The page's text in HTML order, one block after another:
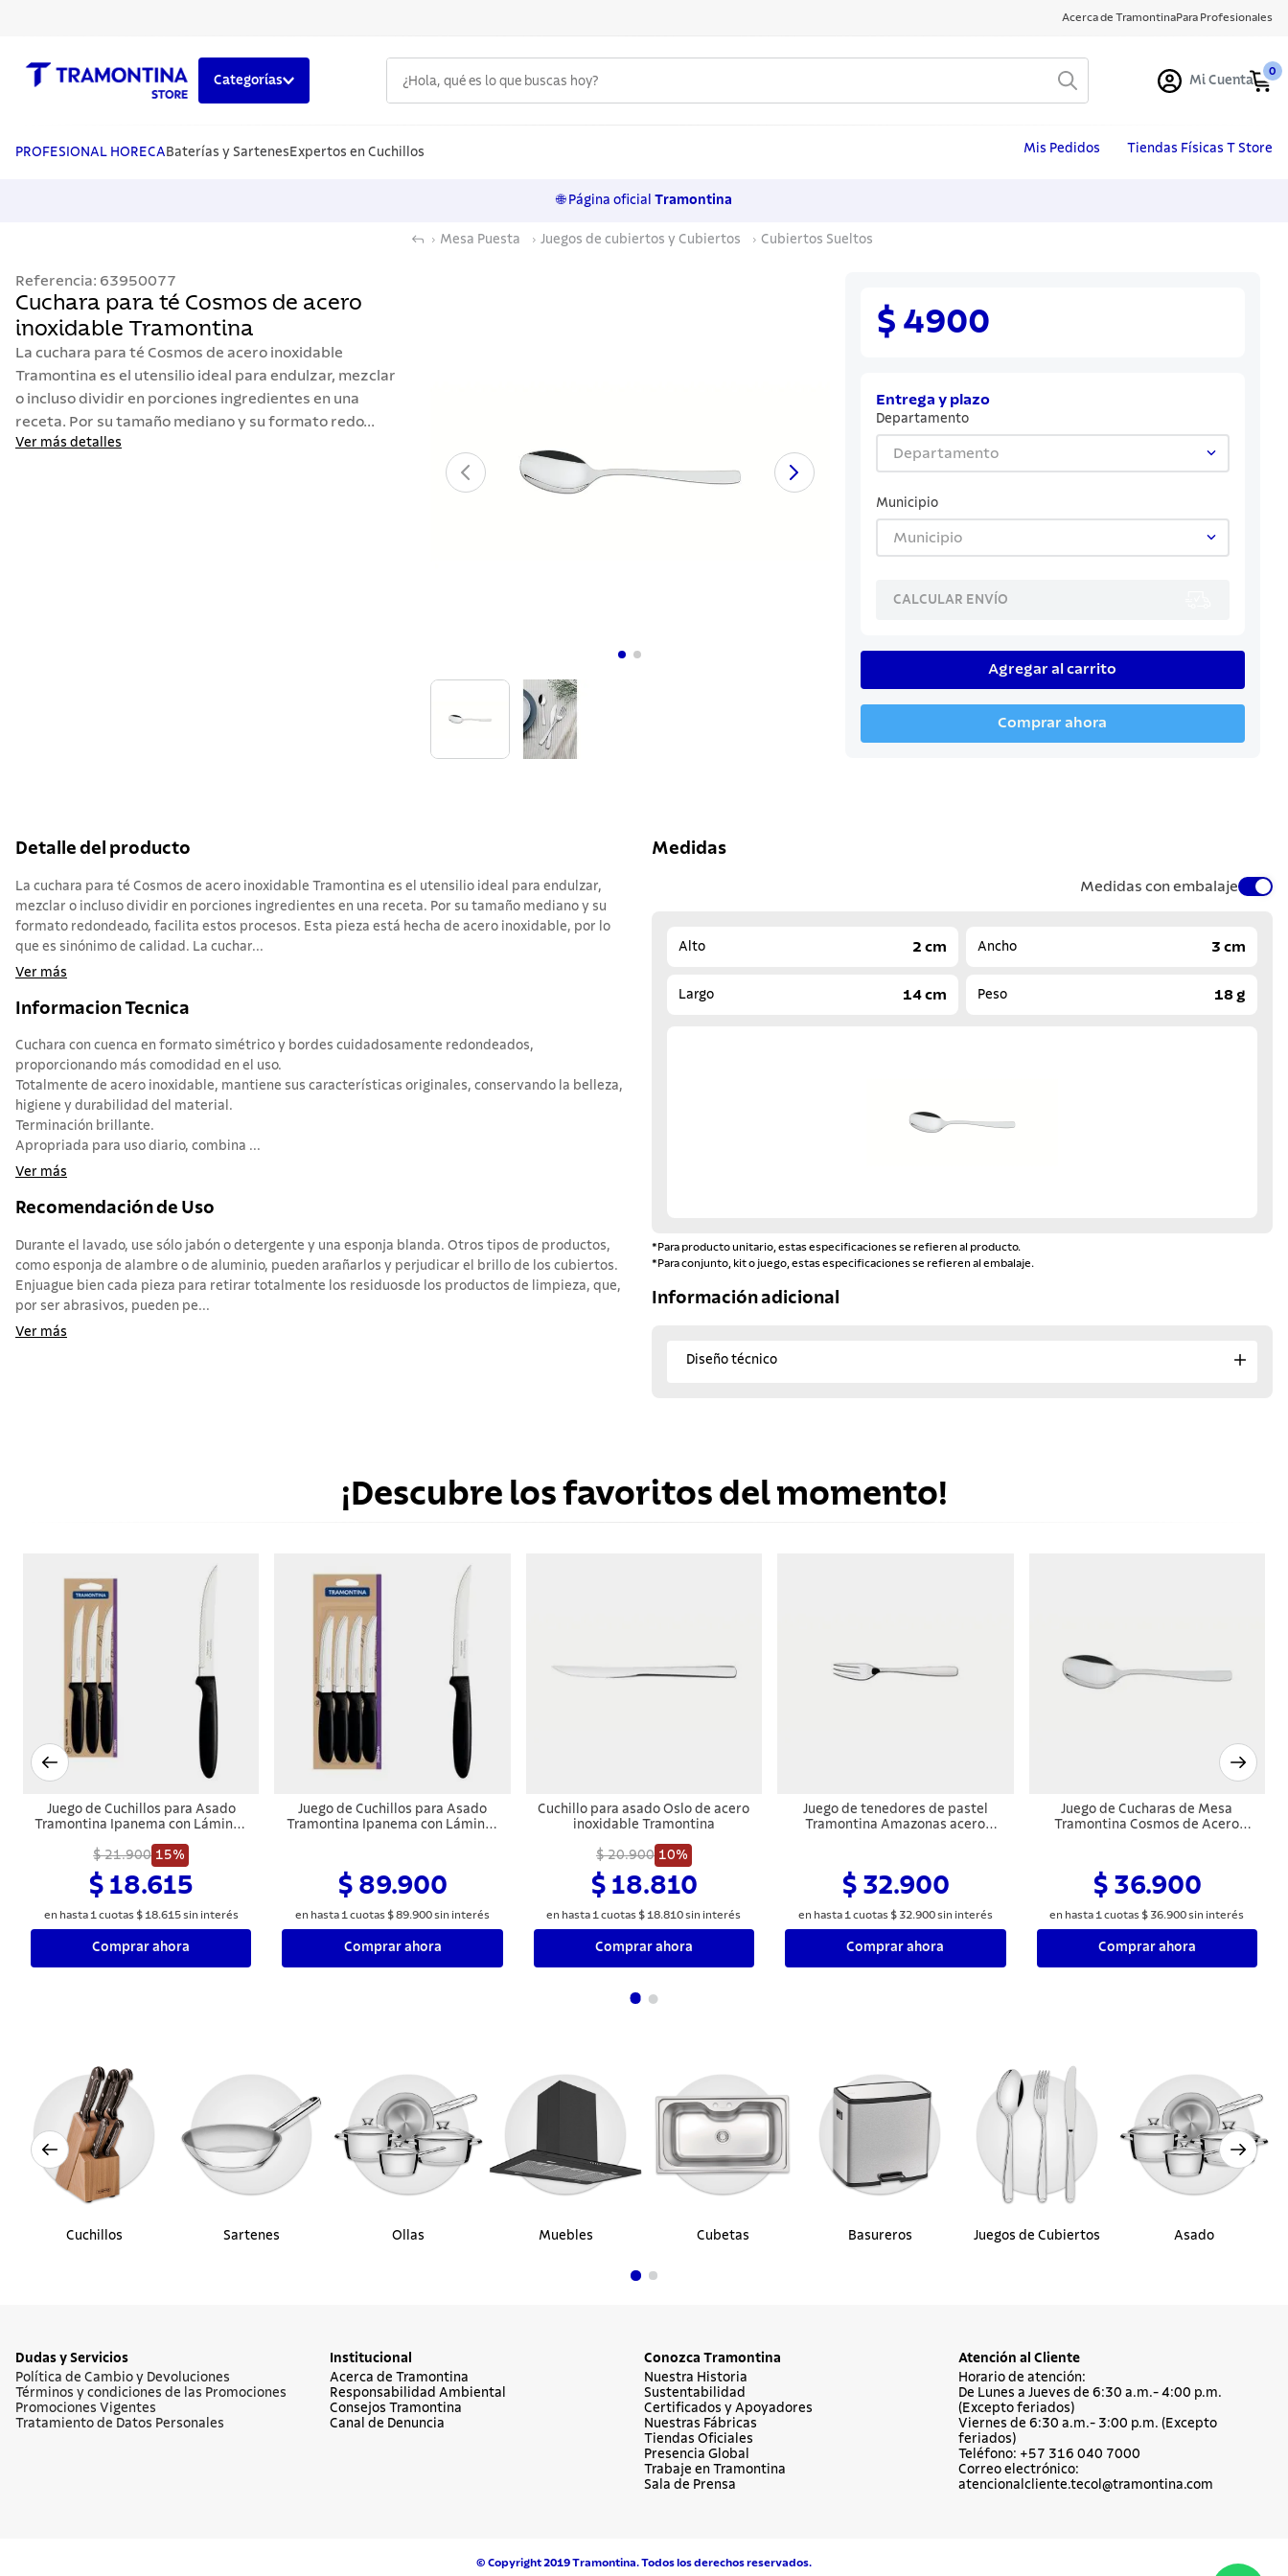
Acerca de TramontinaPara Profesionales
Categorías Mi Cuenta
0
PROFESIONAL HORECA Baterías y Sartenes Expertos en Cuchillos Mis Pedidos Tiendas Físicas T Store
🌐 Página oficial Tramontina
Mesa Puesta Juegos de cubiertos y Cubiertos Cubiertos Sueltos
Referencia: 63950077
Cuchara para té Cosmos de acero
inoxidable Tramontina
La cuchara para té Cosmos de acero inoxidable
Tramontina es el utensilio ideal para endulzar, mezclar
o incluso dividir en porciones ingredientes en una
receta. Por su tamaño mediano y su formato redo...
Ver más detalles
$ 4900
Entrega y plazo
Departamento
Departamento
Municipio
Municipio
CALCULAR ENVÍO
Agregar al carrito
Comprar ahora
Detalle del producto
La cuchara para té Cosmos de acero inoxidable Tramontina es el utensilio ideal para endulzar,
mezclar o incluso dividir en porciones ingredientes en una receta. Por su tamaño mediano y su
formato redondeado, facilita estos procesos. Esta pieza está hecha de acero inoxidable, por lo
que es sinónimo de calidad. La cuchar...
Ver más
Informacion Tecnica
Cuchara con cuenca en formato simétrico y bordes cuidadosamente redondeados,
proporcionando más comodidad en el uso.
Totalmente de acero inoxidable, mantiene sus características originales, conservando la belleza,
higiene y durabilidad del material.
Terminación brillante.
Apropriada para uso diario, combina ...
Ver más
Recomendación de Uso
Durante el lavado, use sólo jabón o detergente y una esponja blanda. Otros tipos de productos,
como esponja de alambre o de aluminio, pueden arañarlos y perjudicar el brillo de los cubiertos.
Enjuague bien cada pieza para retirar totalmente los residuosde los productos de limpieza, que,
por ser abrasivos, pueden pe...
Ver más
Medidas
Medidas con embalaje
Alto 2 cm Ancho 3 cm
Largo 14 cm Peso 18 g
*Para producto unitario, estas especificaciones se refieren al producto.
*Para conjunto, kit o juego, estas especificaciones se refieren al embalaje.
Información adicional
Diseño técnico
¡Descubre los favoritos del momento!
Juego de Cuchillos para Asado
Tramontina Ipanema con Láminas
Polipropileno Negro 3 Piezas
$ 21.900 15%
$ 18.615
en hasta 1 cuotas $ 18.615sin interés
Comprar ahora
Juego de Cuchillos para Asado
Tramontina Ipanema con Láminas
$ 89.900
en hasta 1 cuotas $89.900sin interés
Comprar ahora
Cuchillo para asado Oslo de acero
inoxidable Tramontina
$ 20.900 10%
$ 18.810
en hasta 1 cuotas $ 18.810sin interés
Comprar ahora
Juego de tenedores de pastel
Tramontina Amazonas acero
$ 32.900
en hasta 1 cuotas $ 32.900sin interés
Comprar ahora
Juego de Cucharas de Mesa
Tramontina Cosmos de Acero
$ 36.900
en hasta 1 cuotas $ 36.900sin interés
Comprar ahora
Cuchillos Sartenes Ollas Muebles Cubetas Basureros Juegos de Cubiertos Asado
Dudas y Servicios
Política de Cambio y Devoluciones
Términos y condiciones de las Promociones
Promociones Vigentes
Tratamiento de Datos Personales
Institucional
Acerca de Tramontina
Responsabilidad Ambiental
Consejos Tramontina
Canal de Denuncia
Conozca Tramontina
Nuestra Historia
Sustentabilidad
Certificados y Apoyadores
Nuestras Fábricas
Tiendas Oficiales
Presencia Global
Trabaje en Tramontina
Sala de Prensa
Atención al Cliente
Horario de atención:
De Lunes a Jueves de 6:30 a.m.- 4:00 p.m.
(Excepto feriados)
Viernes de 6:30 a.m.- 3:00 p.m. (Excepto
feriados)
Teléfono: +57 316 040 7000
Correo electrónico:
atencionalcliente.tecol@tramontina.com
© Copyright 2019 Tramontina. Todos los derechos reservados.
1.
cuchillos
5 . ollas